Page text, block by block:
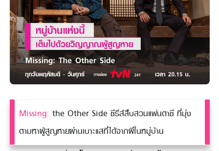
Missing: the Other Side ซีรีส์สืบสวนแฟนตาซี ที่มุ่ง
ตามหาผู้สูญหายผ่านเบาะแสที่ได้จากผีในหมู่บ้าน